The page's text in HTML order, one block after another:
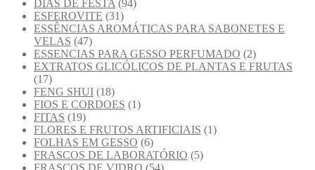
DIAS DE FESTA (94)
ESFEROVITE (31)
ESSÊNCIAS AROMÁTICAS PARA SABONETES E
VELAS (47)
ESSENCIAS PARA GESSO PERFUMADO (2)
EXTRATOS GLICÓLICOS DE PLANTAS E FRUTAS
(17)
FENG SHUI (18)
FIOS E CORDOES (1)
FITAS (19)
FLORES E FRUTOS ARTIFICIAIS (1)
FOLHAS EM GESSO (6)
FRASCOS DE LABORATÓRIO (5)
FRASCOS DE VIDRO (54)